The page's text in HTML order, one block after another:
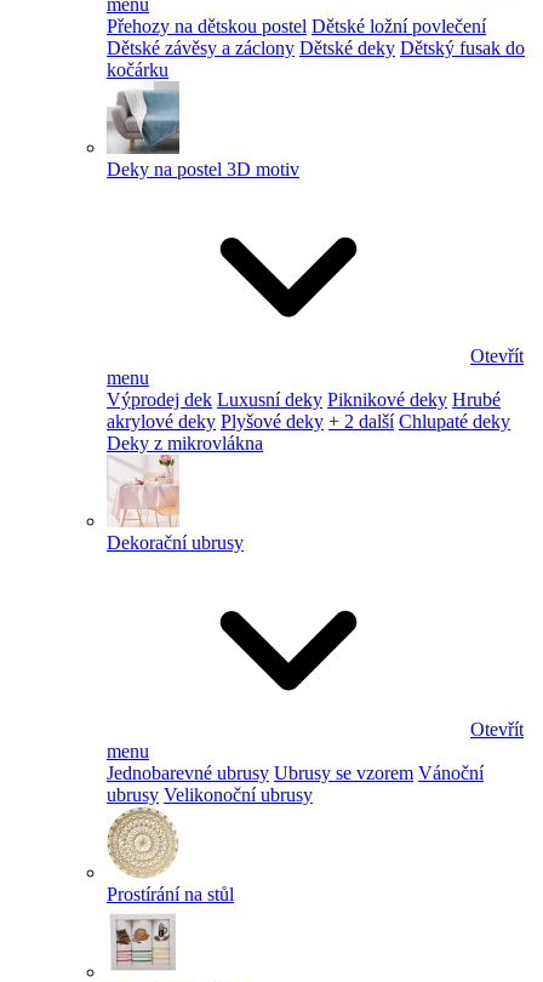
menu
Přehozy na dětskou postel Dětské ložní povlečení
Dětské závěsy a záclony Dětské deky Dětský fusak do
kočárku
Deky na postel 3D motiv
Otevřít
menu
Výprodej dek Luxusní deky Piknikové deky Hrubé
akrylové deky Plyšové deky + 2 další Chlupaté deky
Deky z mikrovlákna
Dekorační ubrusy
Otevřít
menu
Jednobarevné ubrusy Ubrusy se vzorem Vánoční
ubrusy Velikonoční ubrusy
Prostírání na stůl